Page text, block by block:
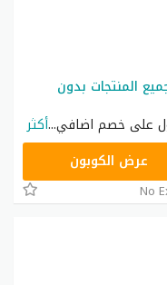
شي ان على خصم 25% جميع المنتجات بدون
على خصم اضافي...أكثر
عرض الكوبون
No